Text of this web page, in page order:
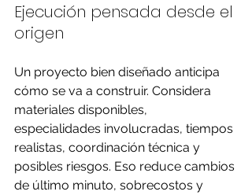
Ejecución pensada desde el
origen
Un proyecto bien diseñado anticipa
cómo se va a construir. Considera
materiales disponibles,
especialidades involucradas, tiempos
realistas, coordinación técnica y
posibles riesgos. Eso reduce cambios
de último minuto, sobrecostos y